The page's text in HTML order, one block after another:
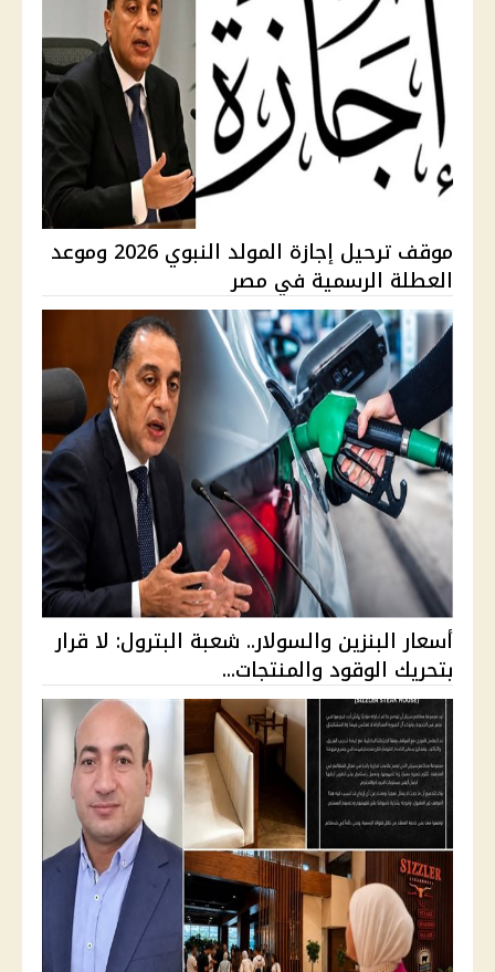
موقف ترحيل إجازة المولد النبوي 2026 وموعد
العطلة الرسمية في مصر
أسعار البنزين والسولار.. شعبة البترول: لا قرار
بتحريك الوقود والمنتجات...